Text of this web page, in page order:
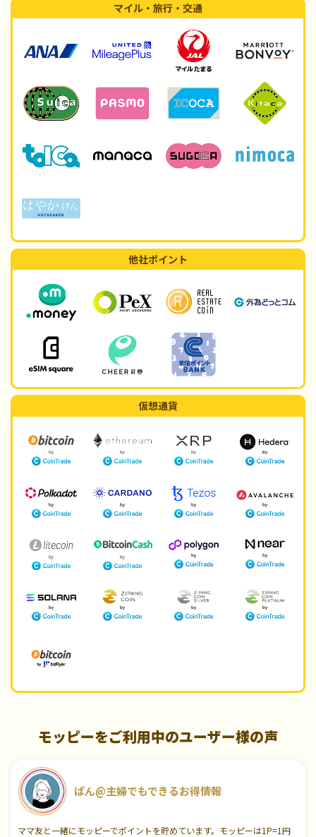
マイル・旅行・交通
他社ポイント
仮想通貨
モッピーをご利用中のユーザー様の声
ぱん@主婦でもできるお得情報
ママ友と一緒にモッピーでポイントを貯めています。モッピーは1P=1円